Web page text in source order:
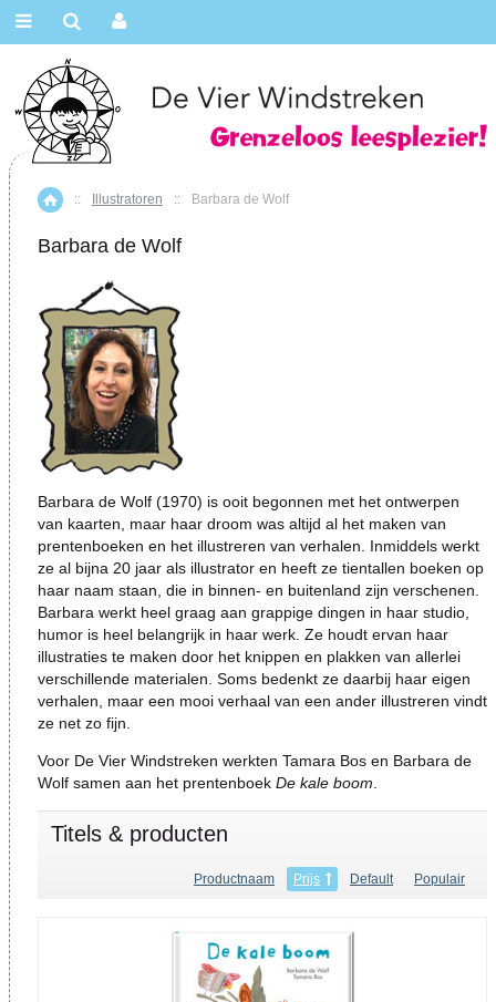
Home
:: Illustratoren :: Barbara de Wolf
Barbara de Wolf
Barbara de Wolf (1970) is ooit begonnen met het ontwerpen
van kaarten, maar haar droom was altijd al het maken van
prentenboeken en het illustreren van verhalen. Inmiddels werkt
ze al bijna 20 jaar als illustrator en heeft ze tientallen boeken op
haar naam staan, die in binnen- en buitenland zijn verschenen.
Barbara werkt heel graag aan grappige dingen in haar studio,
humor is heel belangrijk in haar werk. Ze houdt ervan haar
illustraties te maken door het knippen en plakken van allerlei
verschillende materialen. Soms bedenkt ze daarbij haar eigen
verhalen, maar een mooi verhaal van een ander illustreren vindt
ze net zo fijn.
Voor De Vier Windstreken werkten Tamara Bos en Barbara de
Wolf samen aan het prentenboek De kale boom.
Titels & producten
Productnaam Prijs Default Populair